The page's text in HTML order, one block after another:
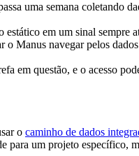
uma semana coletando
em um sinal sempre
Manus navegar pelos
em questão, e o acesso
o caminho de dados
para um projeto específico,